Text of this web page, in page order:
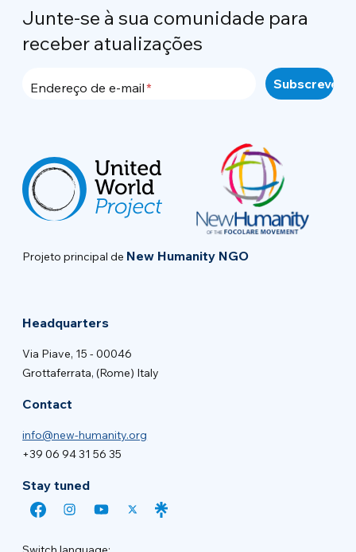
Junte-se à sua comunidade para
receber atualizações
Endereço de e-mail
Projeto principal de New Humanity NGO
Headquarters
Via Piave, 15 - 00046
Grottaferrata, (Rome) Italy
Contact
info@new-humanity.org
+39 06 94 31 56 35
Stay tuned